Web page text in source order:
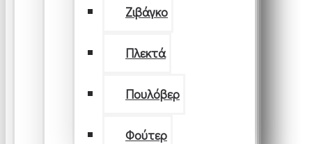
Ζιβάγκο
Πλεκτά
Πουλόβερ
Φούτερ